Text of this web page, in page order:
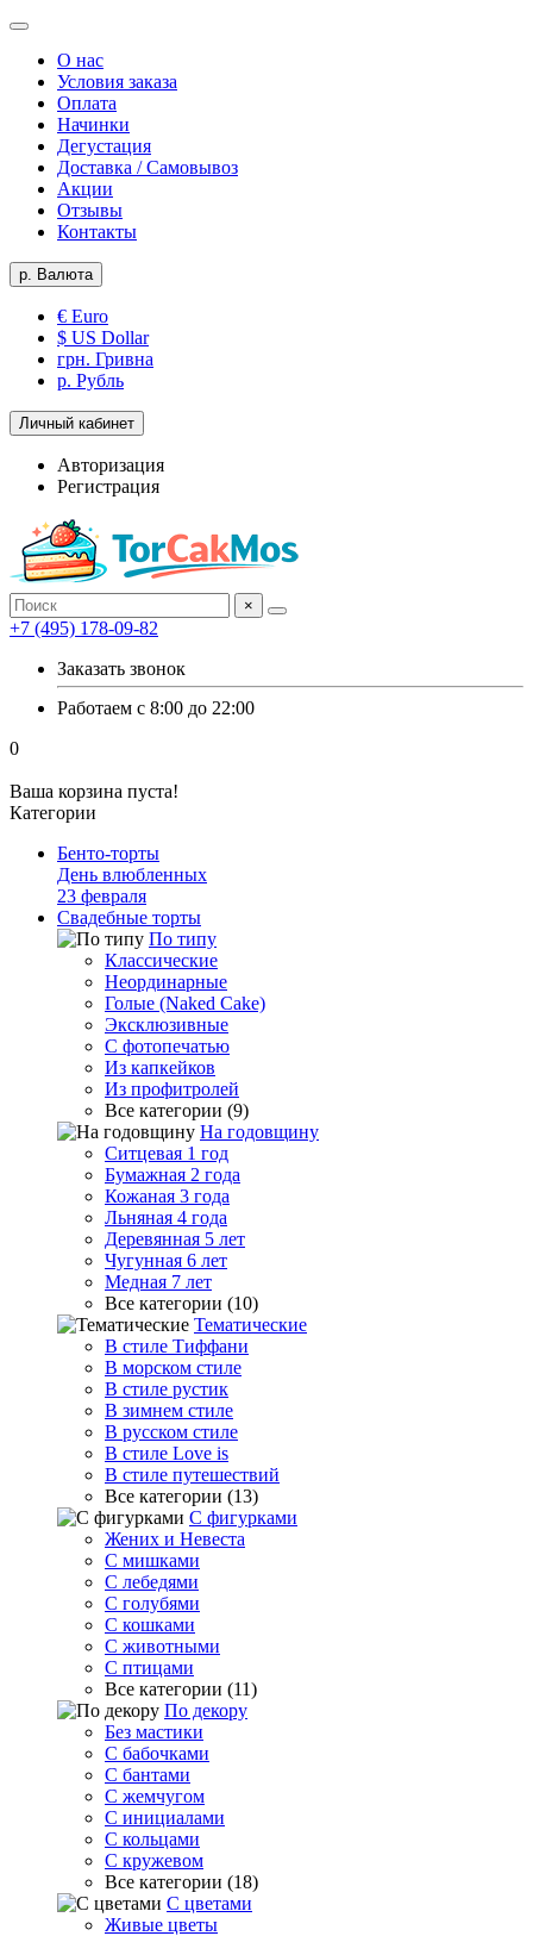
О нас
Условия заказа
Оплата
Начинки
Дегустация
Доставка / Самовывоз
Акции
Отзывы
Контакты
р. Валюта
€ Euro
$ US Dollar
грн. Гривна
р. Рубль
Личный кабинет
Авторизация
Регистрация
×
+7 (495) 178-09-82
Заказать звонок
Работаем с 8:00 до 22:00
0
Ваша корзина пуста!
Категории
Бенто-торты
День влюбленных
23 февраля
Свадебные торты
По типу
Классические
Неординарные
Голые (Naked Cake)
Эксклюзивные
С фотопечатью
Из капкейков
Из профитролей
Все категории (9)
На годовщину
Ситцевая 1 год
Бумажная 2 года
Кожаная 3 года
Льняная 4 года
Деревянная 5 лет
Чугунная 6 лет
Медная 7 лет
Все категории (10)
Тематические
В стиле Тиффани
В морском стиле
В стиле рустик
В зимнем стиле
В русском стиле
В стиле Love is
В стиле путешествий
Все категории (13)
С фигурками
Жених и Невеста
С мишками
С лебедями
С голубями
С кошками
С животными
С птицами
Все категории (11)
По декору
Без мастики
С бабочками
С бантами
С жемчугом
С инициалами
С кольцами
С кружевом
Все категории (18)
С цветами
Живые цветы